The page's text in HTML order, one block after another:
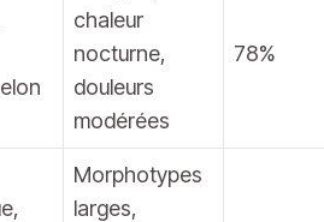
chaleur
nocturne,
douleurs
modérées
78%
Morphotypes
larges,